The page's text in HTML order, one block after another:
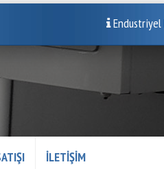
Endustriyel
İLETİŞİM